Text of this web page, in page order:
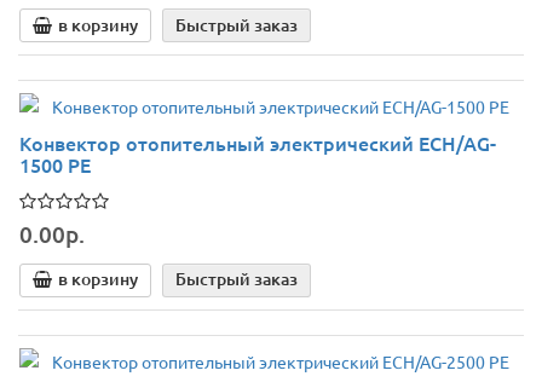
в корзину Быстрый заказ
Конвектор отопительный электрический ECH/AG-
1500 PE
0.00р.
в корзину Быстрый заказ